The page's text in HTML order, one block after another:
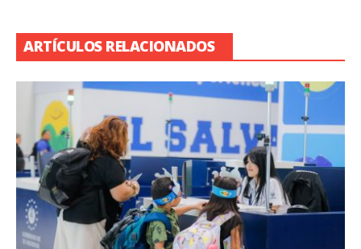
ARTÍCULOS RELACIONADOS